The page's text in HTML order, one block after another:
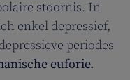
stoornis. In
enkel depressief,
periodes
euforie.